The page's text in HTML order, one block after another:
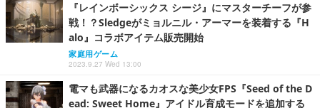
『レインボーシックス シージ』にマスターチーフが参
戦！？Sledgeがミョルニル・アーマーを装着する『H
alo』コラボアイテム販売開始
家庭用ゲーム
2023.9.27 Wed 13:00
電マも武器になるカオスな美少女FPS『Seed of the D
ead: Sweet Home』アイドル育成モードを追加する